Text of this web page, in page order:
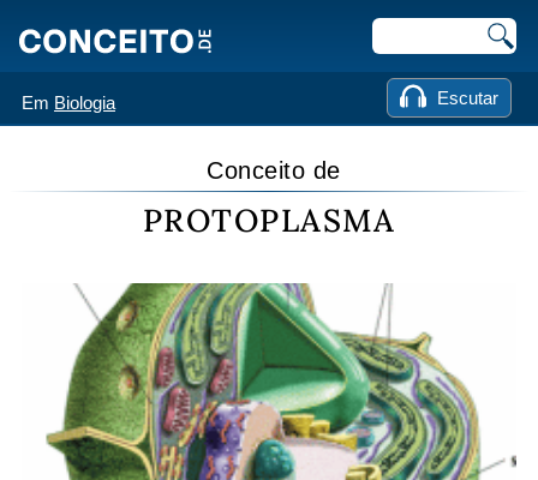
Em Biologia Escutar
Conceito de
PROTOPLASMA